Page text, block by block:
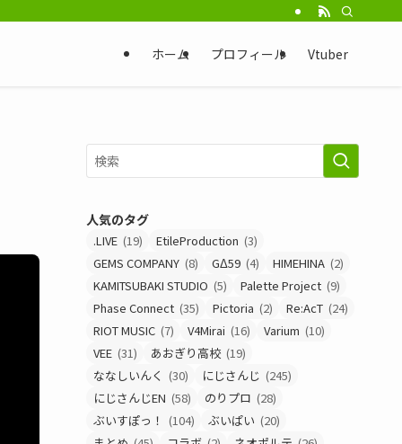
ホーム プロフィール Vtuber
人気のタグ
.LIVE (19) EtileProduction (3)
GEMS COMPANY (8) GΔ59 (4) HIMEHINA (2)
KAMITSUBAKI STUDIO (5) Palette Project (9)
Phase Connect (35) Pictoria (2) Re:AcT (24)
RIOT MUSIC (7) V4Mirai (16) Varium (10)
VEE (31) あおぎり高校 (19)
ななしいんく (30) にじさんじ (245)
にじさんじEN (58) のりプロ (28)
ぶいすぽっ！
(104) ぶいぱい (20)